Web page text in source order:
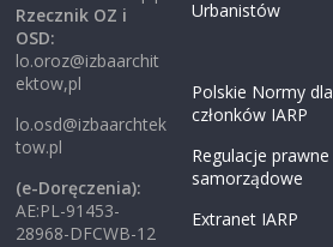
Rzecznik OZ i
OSD:
lo.oroz@izbaarchit
ektow,pl
lo.osd@izbaarchtek
tow.pl
(e-Doręczenia):
AE:PL-91453-
28968-DFCWB-12
Urbanistów
Polskie Normy dla
członków IARP
Regulacje prawne
samorządowe
Extranet IARP